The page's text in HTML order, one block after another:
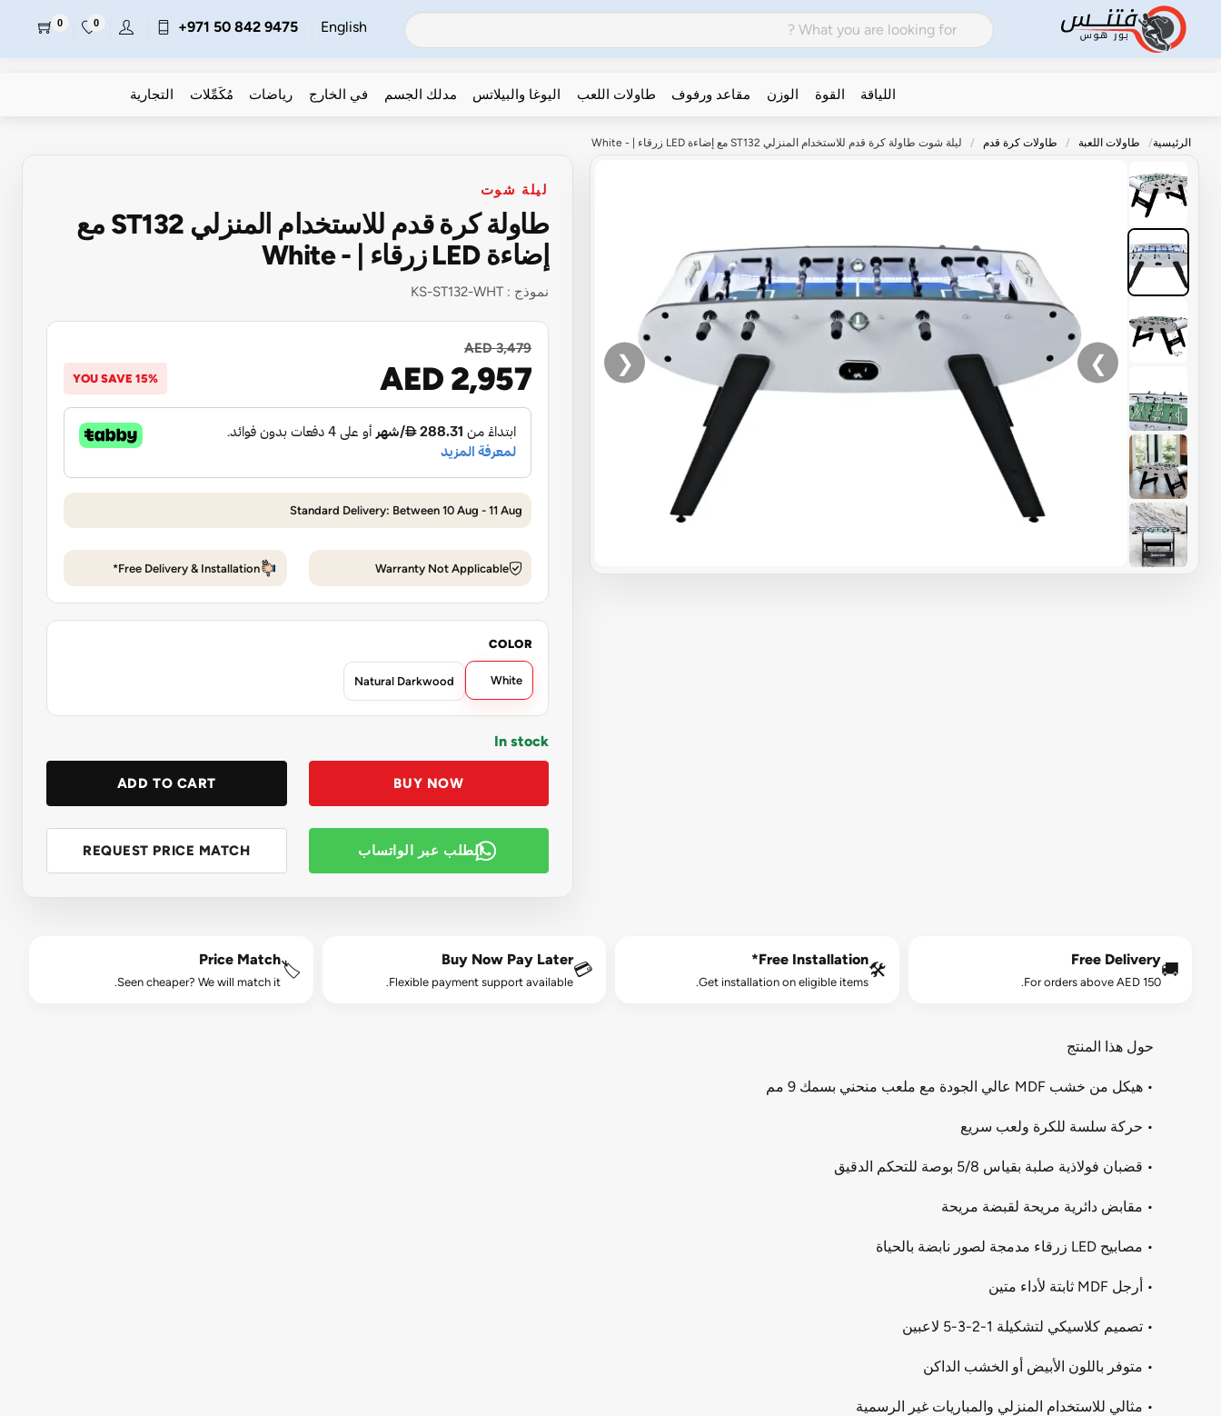
English
+971 50 842 9475
0
0
اللياقة القوة الوزن مقاعد ورفوف طاولات اللعب اليوغا والبيلاتس مدلك الجسم في الخارج رياضات مُكَمِّلات التجارية
الرئيسية طاولات اللعبة طاولات كرة قدم ليلة شوت طاولة كرة قدم للاستخدام المنزلي ST132 مع إضاءة LED زرقاء | - White
❮ ❯
ليلة شوت
طاولة كرة قدم للاستخدام المنزلي ST132 مع
إضاءة LED زرقاء | - White
نموذج : KS-ST132-WHT
AED 3,479
AED 2,957
YOU SAVE 15%
Standard Delivery: Between 10 Aug - 11 Aug
Warranty Not Applicable
Free Delivery & Installation*
COLOR
White
Natural Darkwood
In stock
BUY NOW
ADD TO CART
الطلب عبر الواتساب REQUEST PRICE MATCH
🚚
Free Delivery
For orders above AED 150.
🛠️
Free Installation*
Get installation on eligible items.
💳
Buy Now Pay Later
Flexible payment support available.
🏷️
Price Match
Seen cheaper? We will match it.
حول هذا المنتج
• هيكل من خشب MDF عالي الجودة مع ملعب منحني بسمك 9 مم
• حركة سلسة للكرة ولعب سريع
• قضبان فولاذية صلبة بقياس 5/8 بوصة للتحكم الدقيق
• مقابض دائرية مريحة لقبضة مريحة
• مصابيح LED زرقاء مدمجة لصور نابضة بالحياة
• أرجل MDF ثابتة لأداء متين
• تصميم كلاسيكي لتشكيلة 1-2-3-5 لاعبين
• متوفر باللون الأبيض أو الخشب الداكن
• مثالي للاستخدام المنزلي والمباريات غير الرسمية